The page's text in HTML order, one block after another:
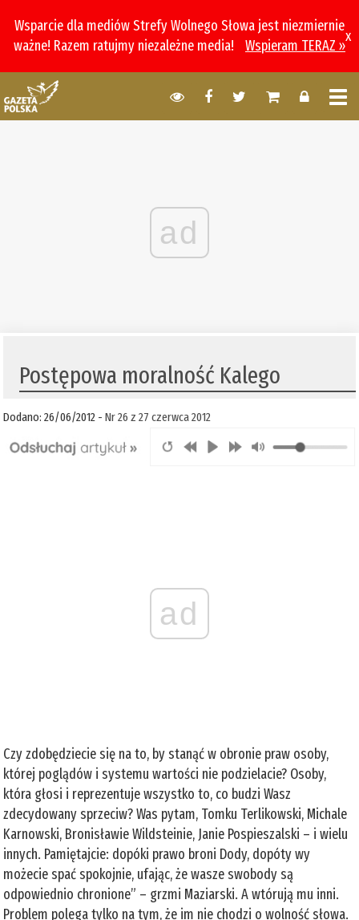
Wsparcie dla mediów Strefy Wolnego Słowa jest niezmiernie
ważne! Razem ratujmy niezależne media!
Wspieram TERAZ »
x
ad
Postępowa moralność Kalego
Dodano: 26/06/2012 -Nr 26 z 27 czerwca 2012
ad
Czy zdobędziecie się na to, by stanąć w obronie praw osoby,
której poglądów i systemu wartości nie podzielacie? Osoby,
która głosi i reprezentuje wszystko to, co budzi Wasz
zdecydowany sprzeciw? Was pytam, Tomku Terlikowski, Michale
Karnowski, Bronisławie Wildsteinie, Janie Pospieszalski – i wielu
innych. Pamiętajcie: dopóki prawo broni Dody, dopóty wy
możecie spać spokojnie, ufając, że wasze swobody są
odpowiednio chronione” – grzmi Maziarski. A wtórują mu inni.
Problem polega tylko na tym, że im nie chodzi o wolność słowa.